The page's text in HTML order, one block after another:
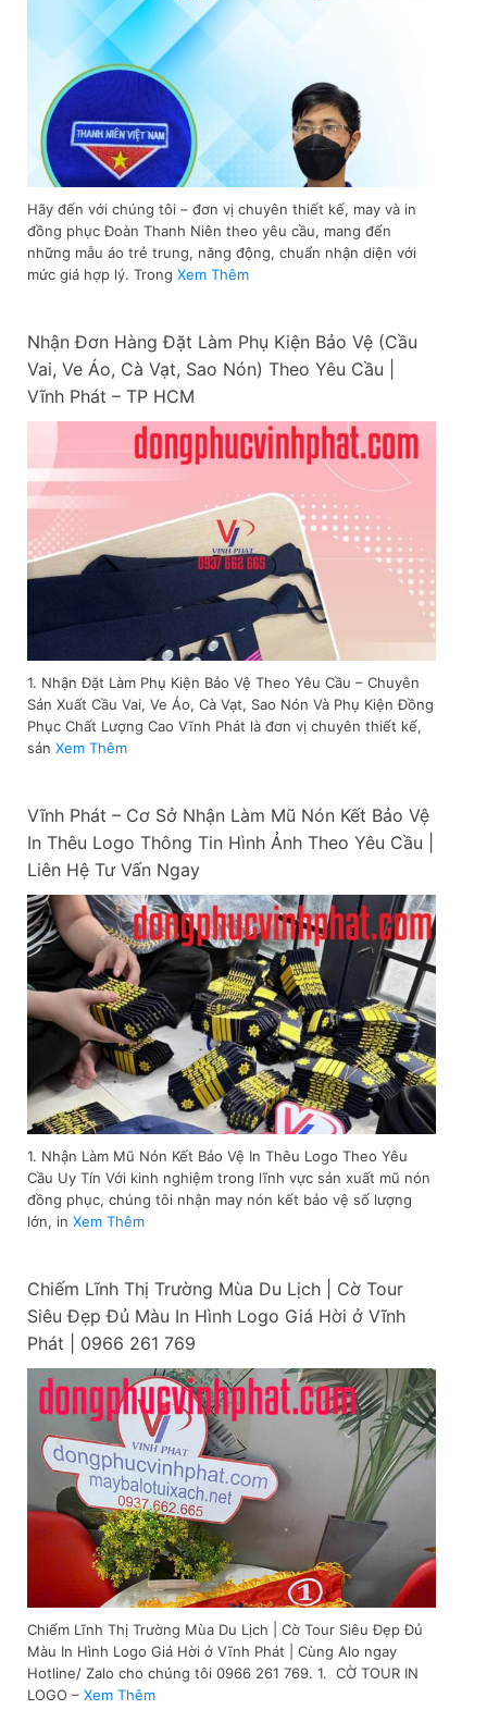
Hãy đến với chúng tôi – đơn vị chuyên thiết kế, may và in
đồng phục Đoàn Thanh Niên theo yêu cầu, mang đến
những mẫu áo trẻ trung, năng động, chuẩn nhận diện với
mức giá hợp lý. Trong Xem Thêm
Nhận Đơn Hàng Đặt Làm Phụ Kiện Bảo Vệ (Cầu
Vai, Ve Áo, Cà Vạt, Sao Nón) Theo Yêu Cầu |
Vĩnh Phát – TP HCM
1. Nhận Đặt Làm Phụ Kiện Bảo Vệ Theo Yêu Cầu – Chuyên
Sản Xuất Cầu Vai, Ve Áo, Cà Vạt, Sao Nón Và Phụ Kiện Đồng
Phục Chất Lượng Cao Vĩnh Phát là đơn vị chuyên thiết kế,
sản Xem Thêm
Vĩnh Phát – Cơ Sở Nhận Làm Mũ Nón Kết Bảo Vệ
In Thêu Logo Thông Tin Hình Ảnh Theo Yêu Cầu |
Liên Hệ Tư Vấn Ngay
1. Nhận Làm Mũ Nón Kết Bảo Vệ In Thêu Logo Theo Yêu
Cầu Uy Tín Với kinh nghiệm trong lĩnh vực sản xuất mũ nón
đồng phục, chúng tôi nhận may nón kết bảo vệ số lượng
lớn, in Xem Thêm
Chiếm Lĩnh Thị Trường Mùa Du Lịch | Cờ Tour
Siêu Đẹp Đủ Màu In Hình Logo Giá Hời ở Vĩnh
Phát | 0966 261 769
Chiếm Lĩnh Thị Trường Mùa Du Lịch | Cờ Tour Siêu Đẹp Đủ
Màu In Hình Logo Giá Hời ở Vĩnh Phát | Cùng Alo ngay
Hotline/ Zalo cho chúng tôi 0966 261 769. 1. CỜ TOUR IN
LOGO – Xem Thêm